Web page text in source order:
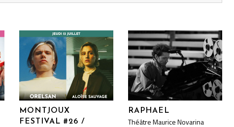
MONTJOUX
FESTIVAL #26 /
RAPHAEL
Théâtre Maurice Novarina